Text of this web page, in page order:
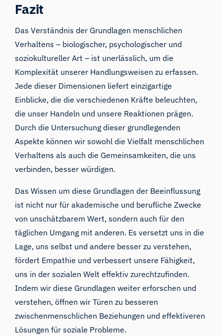
Fazit
Das Verständnis der Grundlagen menschlichen
Verhaltens – biologischer, psychologischer und
soziokultureller Art – ist unerlässlich, um die
Komplexität unserer Handlungsweisen zu erfassen.
Jede dieser Dimensionen liefert einzigartige
Einblicke, die die verschiedenen Kräfte beleuchten,
die unser Handeln und unsere Reaktionen prägen.
Durch die Untersuchung dieser grundlegenden
Aspekte können wir sowohl die Vielfalt menschlichen
Verhaltens als auch die Gemeinsamkeiten, die uns
verbinden, besser würdigen.
Das Wissen um diese Grundlagen der Beeinflussung
ist nicht nur für akademische und berufliche Zwecke
von unschätzbarem Wert, sondern auch für den
täglichen Umgang mit anderen. Es versetzt uns in die
Lage, uns selbst und andere besser zu verstehen,
fördert Empathie und verbessert unsere Fähigkeit,
uns in der sozialen Welt effektiv zurechtzufinden.
Indem wir diese Grundlagen weiter erforschen und
verstehen, öffnen wir Türen zu besseren
zwischenmenschlichen Beziehungen und effektiveren
Lösungen für soziale Probleme.